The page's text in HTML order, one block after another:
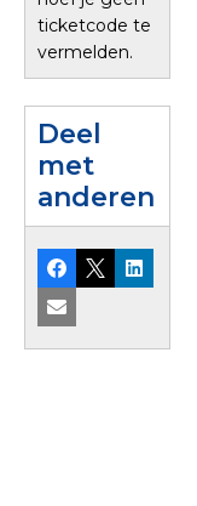
ticketcode te
vermelden.
Deel
met
anderen
Facebook
X
E-mail